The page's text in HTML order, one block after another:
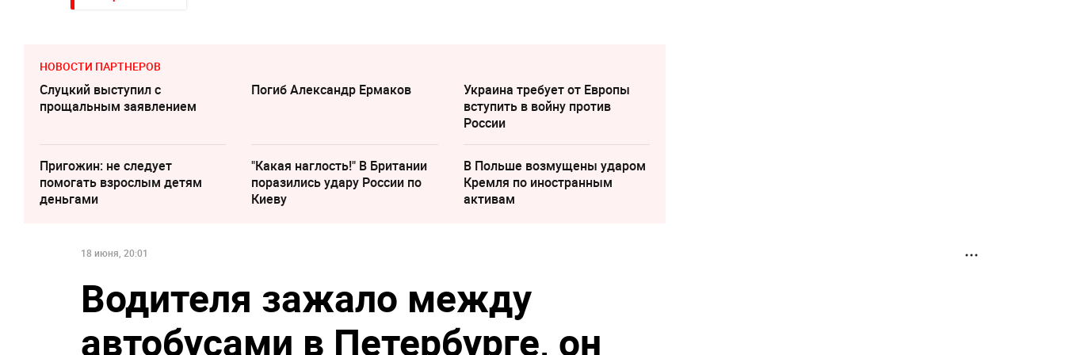
НОВОСТИ ПАРТНЕРОВ
Слуцкий выступил с
прощальным заявлением
Погиб Александр Ермаков
Украина требует от Европы
вступить в войну против
России
Пригожин: не следует
помогать взрослым детям
деньгами
"Какая наглость!" В Британии
поразились удару России по
Киеву
В Польше возмущены ударом
Кремля по иностранным
активам
18 июня, 20:01
Водителя зажало между
автобусами в Петербурге, он